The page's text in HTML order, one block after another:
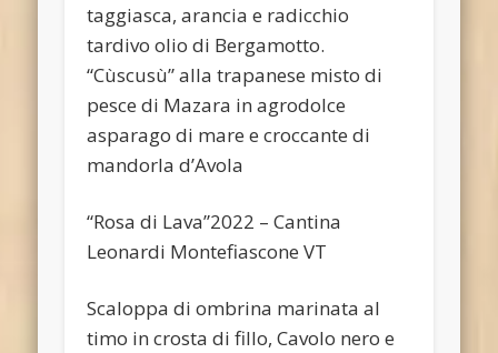
taggiasca, arancia e radicchio
tardivo olio di Bergamotto.
“Cùscusù” alla trapanese misto di
pesce di Mazara in agrodolce
asparago di mare e croccante di
mandorla d’Avola
“Rosa di Lava”2022 – Cantina
Leonardi Montefiascone VT
Scaloppa di ombrina marinata al
timo in crosta di fillo, Cavolo nero e